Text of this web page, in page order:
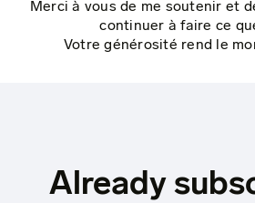
Merci à vous de me soutenir et
continuer à faire ce
Votre générosité rend le
Already